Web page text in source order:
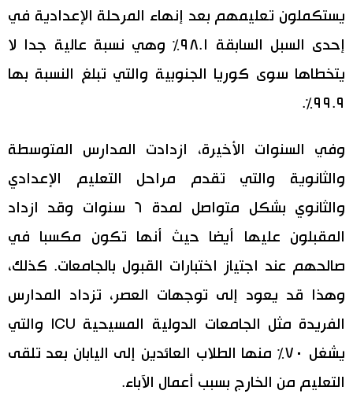
يستكملون تعليمهم بعد إنهاء المرحلة الإعدادية في
إحدى السبل السابقة ٩٨.١٪‏ وهي نسبة عالية جدا لا
يتخطاها سوى كوريا الجنوبية والتي تبلغ النسبة بها
٩٩.٩٪‏.
وفي السنوات الأخيرة، ازدادت المدارس المتوسطة
والثانوية والتي تقدم مراحل التعليم الإعدادي
والثانوي بشكل متواصل لمدة ٦ سنوات وقد ازداد
المقبلون عليها أيضا حيث أنها تكون مكسبا في
صالحهم عند اجتياز اختبارات القبول بالجامعات. كذلك،
وهذا قد يعود إلى توجهات العصر، تزداد المدارس
الفريدة مثل الجامعات الدولية المسيحية ICU والتي
يشغل ٧٠٪‏ منها الطلاب العائدين إلى اليابان بعد تلقى
التعليم من الخارج بسبب أعمال الآباء.